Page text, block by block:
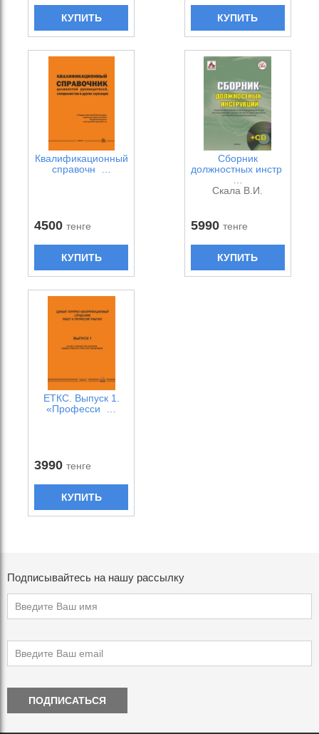
КУПИТЬ КУПИТЬ
Квалификационный
справочн …
4500тенге
КУПИТЬ
Сборник
должностных инстр
Скала В.И.
5990 тенге
КУПИТЬ
ЕТКС. Выпуск 1.
«Професси …
3990тенге
КУПИТЬ
Подписывайтесь на нашу рассылку
ПОДПИСАТЬСЯ